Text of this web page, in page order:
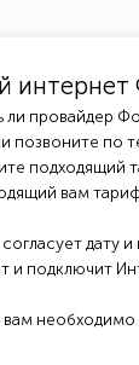
интернет
провайдер
позвоните по
подходящий
вам
дату
подключит